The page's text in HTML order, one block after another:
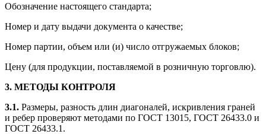
Обозначение настоящего стандарта;
Номер и дату выдачи документа о качестве;
Номер партии, объем или (и) число отгружаемых блоков;
Цену (для продукции, поставляемой в розничную торговлю).
3. МЕТОДЫ КОНТРОЛЯ
3.1. Размеры, разность длин диагоналей, искривления граней
и ребер проверяют методами по ГОСТ 13015, ГОСТ 26433.0 и
ГОСТ 26433.1.